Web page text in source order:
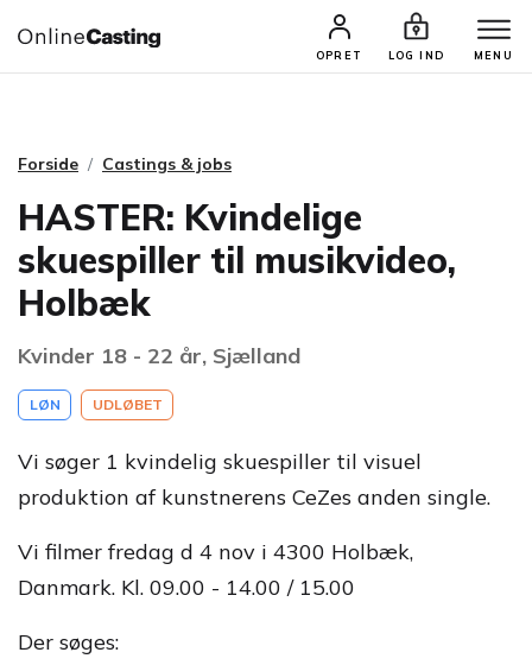
OPRET LOG IND MENU
CASTINGS & JOBS SØG PROFIL
Forside Castings & jobs
HASTER: Kvindelige
skuespiller til musikvideo,
Holbæk
Kvinder 18 - 22 år, Sjælland
LØN UDLØBET
Vi søger 1 kvindelig skuespiller til visuel
produktion af kunstnerens CeZes anden single.
Vi filmer fredag d 4 nov i 4300 Holbæk,
Danmark. Kl. 09.00 - 14.00 / 15.00
Der søges: